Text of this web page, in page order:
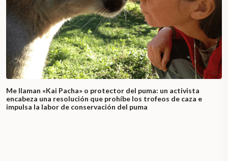
Me llaman «Kai Pacha» o protector del puma: un activista
encabeza una resolución que prohíbe los trofeos de caza e
impulsa la labor de conservación del puma